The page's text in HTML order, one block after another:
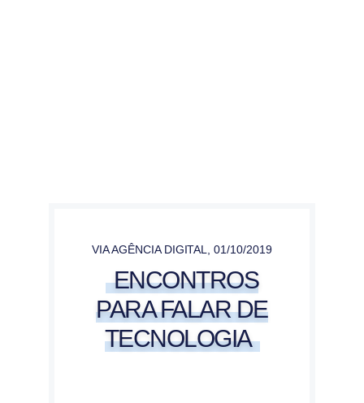
VIA AGÊNCIA DIGITAL ,01/10/2019
ENCONTROS
PARA FALAR DE
TECNOLOGIA